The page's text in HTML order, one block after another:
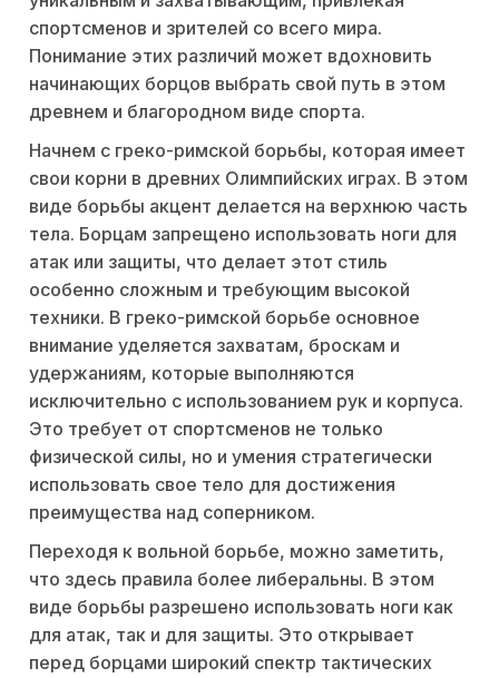
спортсменов и зрителей со всего мира.
Понимание этих различий может вдохновить
начинающих борцов выбрать свой путь в этом
древнем и благородном виде спорта.
Начнем с греко-римской борьбы, которая имеет
свои корни в древних Олимпийских играх. В этом
виде борьбы акцент делается на верхнюю часть
тела. Борцам запрещено использовать ноги для
атак или защиты, что делает этот стиль
особенно сложным и требующим высокой
техники. В греко-римской борьбе основное
внимание уделяется захватам, броскам и
удержаниям, которые выполняются
исключительно с использованием рук и корпуса.
Это требует от спортсменов не только
физической силы, но и умения стратегически
использовать свое тело для достижения
преимущества над соперником.
Переходя к вольной борьбе, можно заметить,
что здесь правила более либеральны. В этом
виде борьбы разрешено использовать ноги как
для атак, так и для защиты. Это открывает
перед борцами широкий спектр тактических